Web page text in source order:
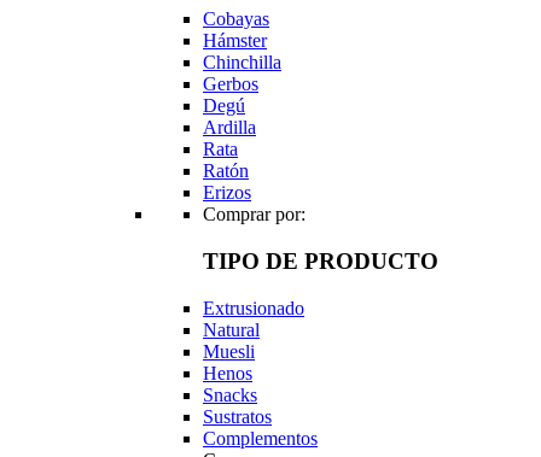
Cobayas
Hámster
Chinchilla
Gerbos
Degú
Ardilla
Rata
Ratón
Erizos
Comprar por:
TIPO DE PRODUCTO
Extrusionado
Natural
Muesli
Henos
Snacks
Sustratos
Complementos